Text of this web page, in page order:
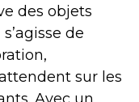
des objets
de
sur les